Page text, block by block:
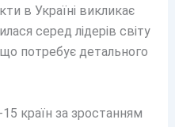
в Україні викликає
серед лідерів світу
потребує детального